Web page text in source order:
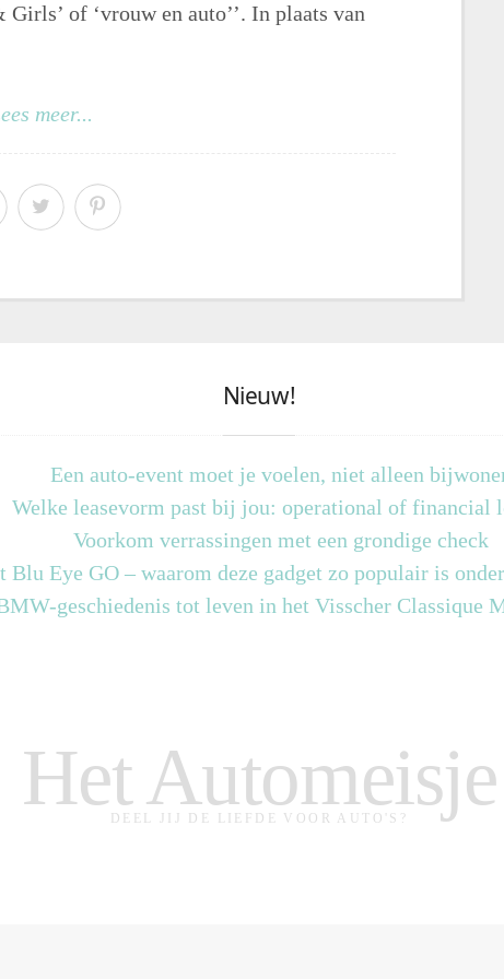
of ‘vrouw en auto’’. In plaats van
meer...
Nieuw!
Een auto-event moet je voelen, niet alleen
Welke leasevorm past bij jou: operational of financial
Voorkom verrassingen met een grondige check
Blu Eye GO – waarom deze gadget zo populair is
geschiedenis tot leven in het Visscher Classique
Het Automeisje
DEEL JIJ DE LIEFDE VOOR AUTO'S?